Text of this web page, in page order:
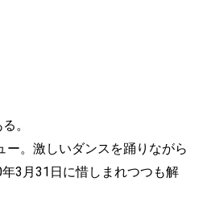
。
ー。激しいダンスを踊りながら
3月31日に惜しまれつつも解